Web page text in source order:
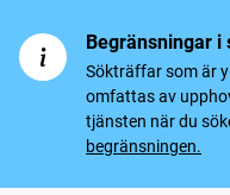
Begränsningar i
Sökträffar som är
omfattas av
tjänsten när du
begränsningen.